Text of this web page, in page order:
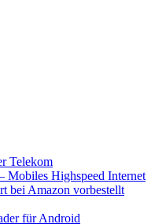
Telekom
Mobiles Highspeed Internet
bei Amazon vorbestellt
für Android